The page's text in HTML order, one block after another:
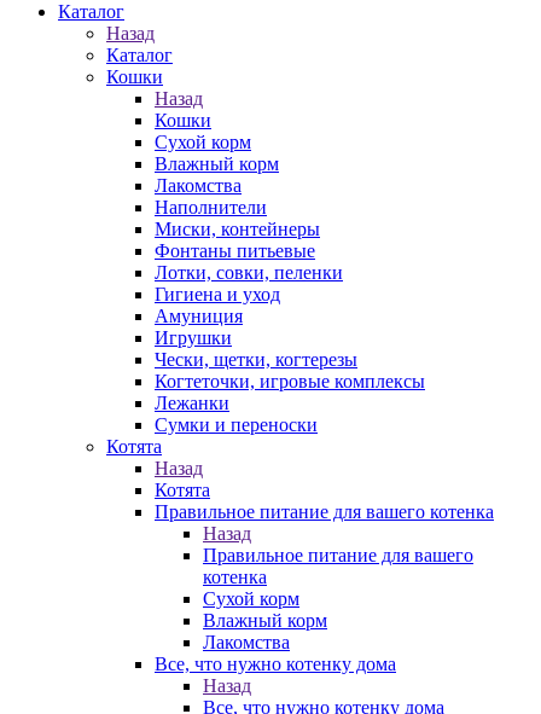
Каталог
Назад
Каталог
Кошки
Назад
Кошки
Сухой корм
Влажный корм
Лакомства
Наполнители
Миски, контейнеры
Фонтаны питьевые
Лотки, совки, пеленки
Гигиена и уход
Амуниция
Игрушки
Чески, щетки, когтерезы
Когтеточки, игровые комплексы
Лежанки
Сумки и переноски
Котята
Назад
Котята
Правильное питание для вашего котенка
Назад
Правильное питание для вашего
котенка
Сухой корм
Влажный корм
Лакомства
Все, что нужно котенку дома
Назад
Все, что нужно котенку дома